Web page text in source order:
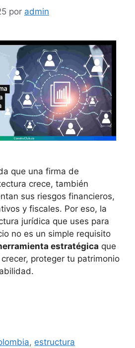
por admin
que una firma de
crece, también
sus riesgos financieros,
y fiscales. Por eso, la
jurídica que uses para
no es un simple requisito
estratégica que
proteger tu patrimonio
, estructura